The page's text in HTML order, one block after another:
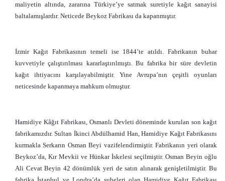
maliyetin altında, zararına Türkiye’ye satmak suretiyle kağıt sanayisi
baltalamışlardır. Neticede Beykoz Fabrikası da kapanmıştır.
İzmir Kağıt Fabrikasının temeli ise 1844’te atıldı. Fabrikanın buhar
kuvvetiyle çalıştırılması kararlaştırılmıştı. Bu fabrika bir süre devletin
kağıt ihtiyacını karşılayabilmiştir. Yine Avrupa’nın çeşitli oyunları
neticesinde kapanmaya mahkum olmuştur.
Hamidiye Kâğıt Fabrikası, Osmanlı Devleti döneminde kurulan son kağıt
fabrikamızdır. Sultan İkinci Abdülhamid Han, Hamidiye Kağıt Fabrikasını
kurmakla Serkarın Osman Beyi vazifelendirmiştir. Fabrikanın yeri olarak
Beykoz’da, Kır Mevkii ve Hünkar İskelesi seçilmiştir. Osman Beyin oğlu
Ali Cevat Beyin 42 dönümlük yeri de satın alınarak genişletilmiştir. Bu